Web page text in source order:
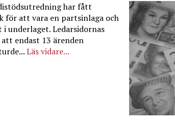
har fått
för att vara en partsinlaga och
i underlaget. Ledarsidornas
endast 13 ärenden
Läs vidare...